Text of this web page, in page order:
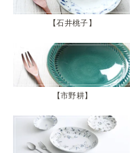
石井桃子
市野耕